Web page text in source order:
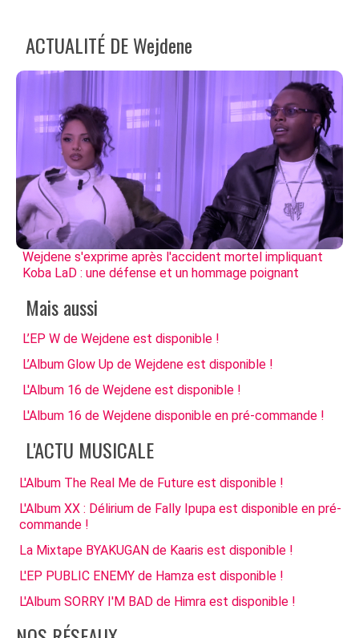
ACTUALITÉ DE Wejdene
Wejdene s'exprime après l'accident mortel impliquant
Koba LaD : une défense et un hommage poignant
Mais aussi
L’EP W de Wejdene est disponible !
L’Album Glow Up de Wejdene est disponible !
L'Album 16 de Wejdene est disponible !
L'Album 16 de Wejdene disponible en pré-commande !
L'ACTU MUSICALE
L'Album The Real Me de Future est disponible !
L'Album XX : Délirium de Fally Ipupa est disponible en pré-
commande !
La Mixtape BYAKUGAN de Kaaris est disponible !
L'EP PUBLIC ENEMY de Hamza est disponible !
L'Album SORRY I'M BAD de Himra est disponible !